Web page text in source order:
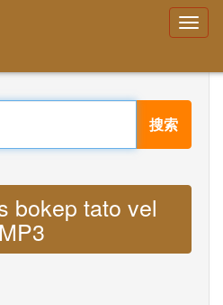
搜索
bokep tato vel
MP3